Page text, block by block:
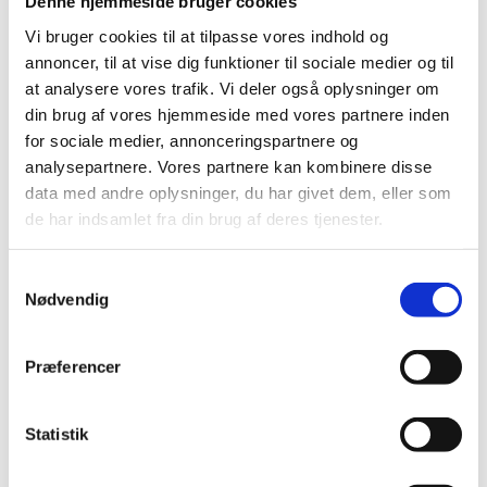
Vi bruger cookies til at tilpasse vores indhold og
annoncer, til at vise dig funktioner til sociale medier og til
at analysere vores trafik. Vi deler også oplysninger om
din brug af vores hjemmeside med vores partnere inden
for sociale medier, annonceringspartnere og
analysepartnere. Vores partnere kan kombinere disse
data med andre oplysninger, du har givet dem, eller som
de har indsamlet fra din brug af deres tjenester.
Nødvendig
Præferencer
Statistik
Den
oprindelige
pris
var:
349,00 kr..
299,00
Den
pris
er:
299,00 kr..
m2
Pergo Lillehammer Sensation
- Pure mist Oak
389,00kr.
Den
oprindelige
pris
var:
389,00 kr..
329,00kr.
Den
aktuelle
pris
er:
329,00 kr..
m2
Pergo Lillehammer Sensation
- Pure Grey Oak
oprindelige
aktuelle
-15%
Pergo Lillehammer Sensation